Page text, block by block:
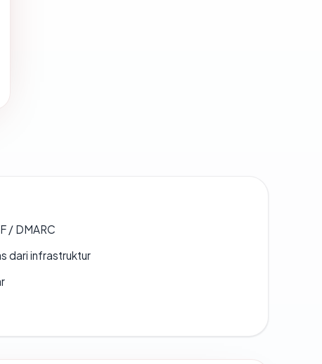
/ DMARC
dari infrastruktur